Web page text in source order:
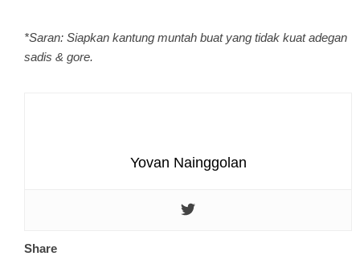
*Saran: Siapkan kantung muntah buat yang tidak kuat adegan
sadis & gore.
Yovan Nainggolan
Share